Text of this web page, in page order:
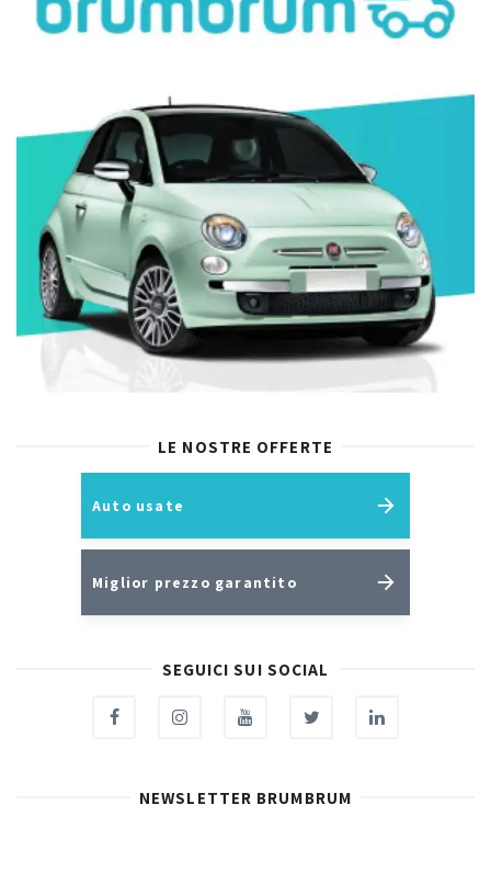
LE NOSTRE OFFERTE
Auto usate
Miglior prezzo garantito
SEGUICI SUI SOCIAL
NEWSLETTER BRUMBRUM